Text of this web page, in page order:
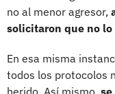
no al menor agresor,
solicitaron que no lo
En esa misma
todos los protocolos
herido. Así mismo,